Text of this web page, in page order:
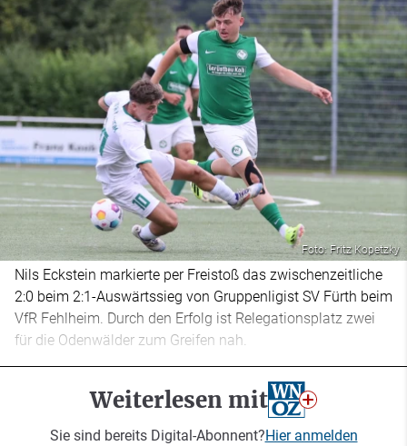
Foto: Fritz Kopetzky
Nils Eckstein markierte per Freistoß das zwischenzeitliche
2:0 beim 2:1-Auswärtssieg von Gruppenligist SV Fürth beim
VfR Fehlheim. Durch den Erfolg ist Relegationsplatz zwei
für die Odenwälder zum Greifen nah.
Weiterlesen mit
Sie sind bereits Digital-Abonnent?Hier anmelden